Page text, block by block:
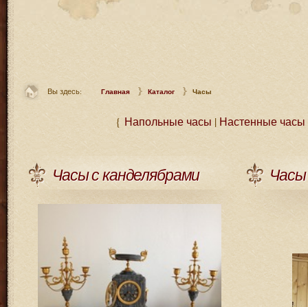
Вы здесь: Главная Каталог Часы
{ Напольные часы | Настенные часы
Часы с канделябрами